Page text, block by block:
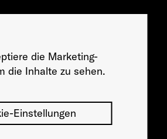
die Marketing-
die Inhalte zu sehen.
Einstellungen